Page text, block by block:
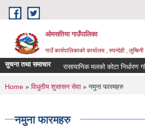
Skip to main content
ओमसतिया गाउँपालिका
गाउँ कार्यपालिकाको कार्यालय , रुपन्देही ,
सुचना तथा समाचार रासायानिक मलको कोटा निर्धारण
You are here
Home » विधुतीय शुसासन सेवा» नमुना फारमहरु
नमुना फारमहरु